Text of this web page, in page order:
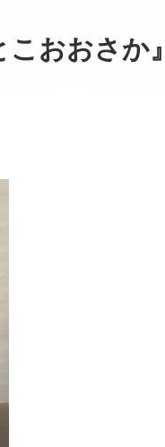
おおさか』